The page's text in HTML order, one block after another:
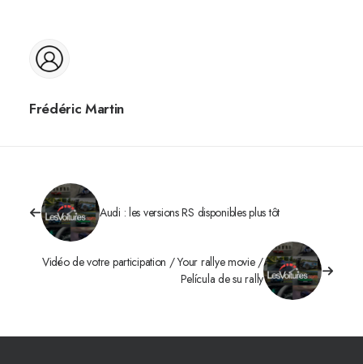
Frédéric Martin
Audi : les versions RS disponibles plus tôt
Vidéo de votre participation / Your rallye movie /
Película de su rally